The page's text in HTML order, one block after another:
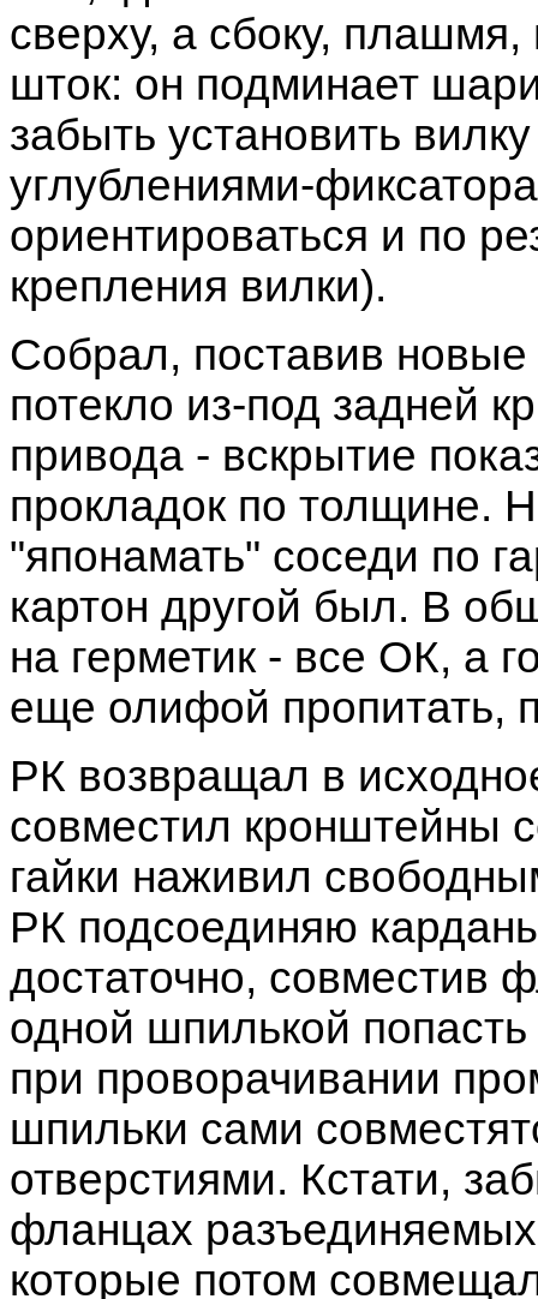
сверху, а сбоку,
шток: он подминает
забыть установить
углублениями-
ориентироваться и по
крепления вилки).
Собрал, поставив
потекло из-под задней
привода - вскрытие
прокладок по толщине.
"японамать" соседи по
картон другой был. В
на герметик - все ОК, а
еще олифой пропитать,
РК возвращал в
совместил кронштейны
гайки наживил
РК подсоединяю
достаточно, совместив
одной шпилькой
при проворачивании
шпильки сами
отверстиями. Кстати,
фланцах
которые потом